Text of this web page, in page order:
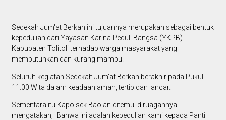
Sedekah Jum'at Berkah ini tujuannya merupakan sebagai bentuk
kepedulian dari Yayasan Karina Peduli Bangsa (YKPB)
Kabupaten Tolitoli terhadap warga masyarakat yang
membutuhkan dan kurang mampu.
Seluruh kegiatan Sedekah Jum'at Berkah berakhir pada Pukul
11.00 Wita dalam keadaan aman, tertib dan lancar.
Sementara itu Kapolsek Baolan ditemui diruagannya
mengatakan," Bahwa ini adalah kepedulian kami kepada Panti